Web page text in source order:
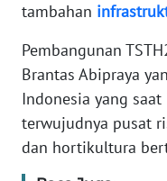
tambahan
Pembangunan
Brantas Abipraya
Indonesia yang
terwujudnya pusat
dan hortikultura
NEWS
ANUGERAH
NEWS
AKHLAK